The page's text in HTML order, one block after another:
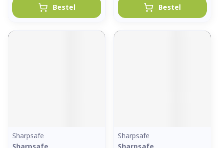
Bestel Bestel
Sharpsafe
Sharpsafe